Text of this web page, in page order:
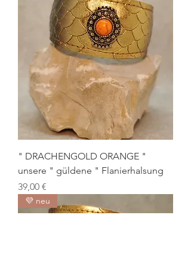
" DRACHENGOLD ORANGE "
unsere " güldene " Flanierhalsung
Preis
39,00 €
💜 neu